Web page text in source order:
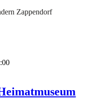
Zappendorf